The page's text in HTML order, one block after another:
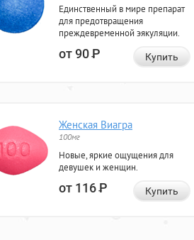
Единственный в мире препарат
для предотвращения
преждевременной эякуляции.
от 90Р Купить
Женская Виагра
100мг
Новые, яркие ощущения для
девушек и женщин.
от 116Р Купить